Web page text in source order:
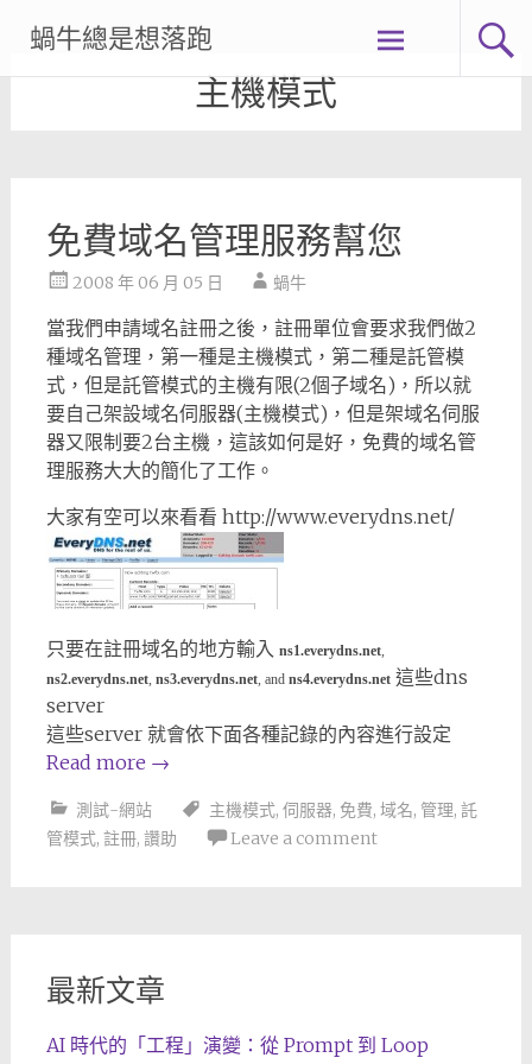
content
蝸牛總是想落跑
主機模式
免費域名管理服務幫您
2008 年 06 月 05 日 蝸牛
當我們申請域名註冊之後，註冊單位會要求我們做2
種域名管理，第一種是主機模式，第二種是託管模
式，但是託管模式的主機有限(2個子域名)，所以就
要自己架設域名伺服器(主機模式)，但是架域名伺服
器又限制要2台主機，這該如何是好，免費的域名管
理服務大大的簡化了工作。
大家有空可以來看看 http://www.everydns.net/
只要在註冊域名的地方輸入 ns1.everydns.net,
ns2.everydns.net, ns3.everydns.net, and ns4.everydns.net這些dns
server
這些server 就會依下面各種記錄的內容進行設定
Read more →
測試-網站 主機模式, 伺服器, 免費, 域名, 管理, 託
管模式, 註冊, 讚助 Leave a comment
最新文章
AI 時代的「工程」演變：從 Prompt 到 Loop